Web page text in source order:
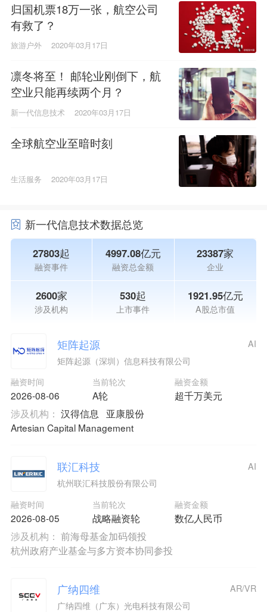
归国机票18万一张，航空公司
有救了？
旅游户外 2020年03月17日
凛冬将至！ 邮轮业刚倒下，航
空业只能再续两个月？
新一代信息技术 2020年03月17日
全球航空业至暗时刻
生活服务 2020年03月17日
新一代信息技术数据总览
27803起
融资事件
4997.08亿元
融资总金额
23387家
企业
2600家
涉及机构
530起
上市事件
1921.95亿元
A股总市值
矩阵起源
矩阵起源（深圳）信息科技有限公司
融资时间
2026-08-06
当前轮次
A轮
融资金额
超千万美元
AI
涉及机构： 汉得信息
亚康股份
Artesian Capital Management
联汇科技
杭州联汇科技股份有限公司
融资时间
2026-08-05
当前轮次
战略融资轮
融资金额
数亿人民币
AI
涉及机构： 前海母基金加码领投
杭州政府产业基金与多方资本协同参投
广纳四维
广纳四维（广东）光电科技有限公司
AR/VR